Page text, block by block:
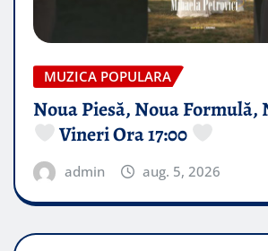
MUZICA POPULARA
Noua Piesă, Noua Formulă,
Vineri Ora 17:00
admin aug. 5, 2026